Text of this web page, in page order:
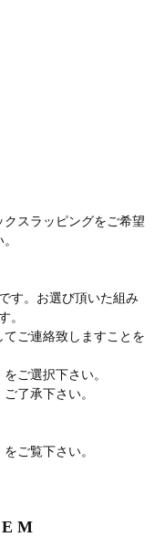
スラッピングをご希望
す。お選び頂いた組み
。
ご連絡致しますことを
をご選択下さい。
了承下さい。
をご覧下さい。